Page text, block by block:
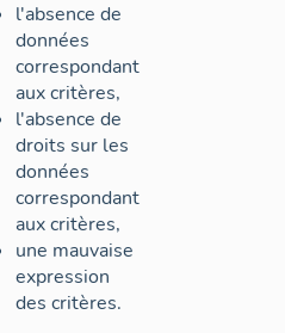
l'absence de
données
correspondant
aux critères,
l'absence de
droits sur les
données
correspondant
aux critères,
une mauvaise
expression
des critères.